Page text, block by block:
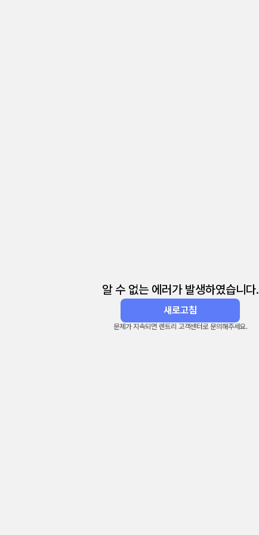
알 수 없는 에러가 발생하였습니다.
새로고침
문제가 지속되면 렌트리 고객센터로 문의해주세요.